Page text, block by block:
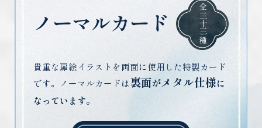
ノーマルカード
全
三十三
種
貴重な扉絵イラストを両面に使用した特製カード
です。ノーマルカードは 裏面がメタル仕様 に
なっています。